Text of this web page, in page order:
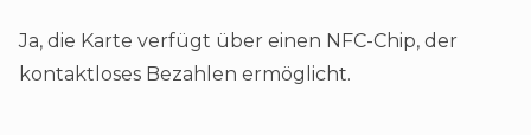
Ja, die Karte verfügt über einen NFC-Chip, der
kontaktloses Bezahlen ermöglicht​.